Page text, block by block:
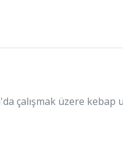
çalışmak üzere kebap